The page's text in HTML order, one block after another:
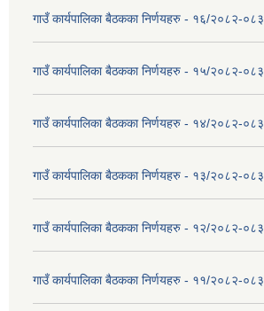
गाउँ कार्यपालिका बैठकका निर्णयहरु - १६/२०८२-०८३
गाउँ कार्यपालिका बैठकका निर्णयहरु - १५/२०८२-०८३
गाउँ कार्यपालिका बैठकका निर्णयहरु - १४/२०८२-०८३
गाउँ कार्यपालिका बैठकका निर्णयहरु - १३/२०८२-०८३
गाउँ कार्यपालिका बैठकका निर्णयहरु - १२/२०८२-०८३
गाउँ कार्यपालिका बैठकका निर्णयहरु - ११/२०८२-०८३